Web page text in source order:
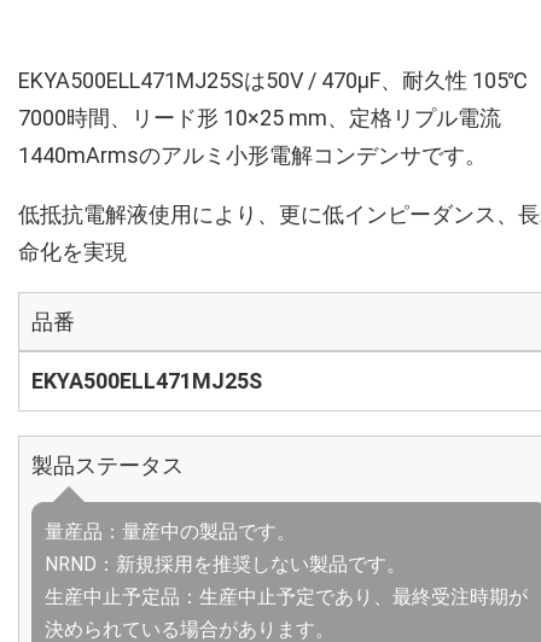
EKYA500ELL471MJ25Sは50V / 470µF、耐久性 105℃
7000時間、リード形 10×25 mm、定格リプル電流
1440mArmsのアルミ小形電解コンデンサです。
低抵抗電解液使用により、更に低インピーダンス、
命化を実現
品番
EKYA500ELL471MJ25S
製品ステータス
量産品：量産中の製品です。
NRND：新規採用を推奨しない製品です。
生産中止予定品：生産中止予定であり、最終受注時期が
決められている場合があります。